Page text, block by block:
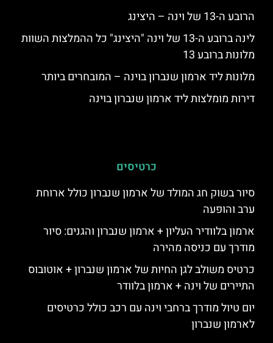
הרובע ה-13 של וינה – היצינג
לינה ברובע ה-13 של וינה "היצינג" כל ההמלצות השוות
מלונות ברובע 13
מלונות ליד ארמון שנברון בוינה – המובחרים ביותר
דירות מומלצות ליד ארמון שנברון בוינה
כרטיסים
סיור בשוק חג המולד של ארמון שנברון כולל ארוחת
ערב והופעה
ארמון בלוודיר העליון + ארמון שנברון והגנים: סיור
מודרך עם כניסה מהירה
כרטיס משולב לגן החיות של ארמון שנברון + אוטובוס
התיירים של וינה + ארמון בלוודר
יום טיול מודרך ברחבי וינה עם רכב כולל כרטיסים
לארמון שנברון